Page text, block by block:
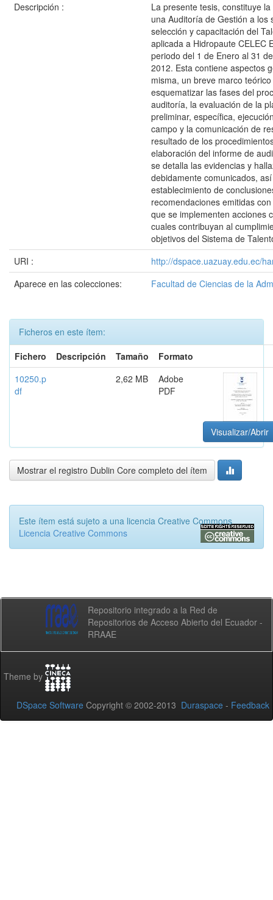
Descripción :
La presente tesis, constituye
una Auditoría de Gestión a los
selección y capacitación del
aplicada a Hidropaute CELEC
periodo del 1 de Enero al 31
2012. Esta contiene aspectos
misma, un breve marco
esquematizar las fases del
auditoría, la evaluación de la
preliminar, específica,
campo y la comunicación de
resultado de los
elaboración del informe de
se detalla las evidencias y
debidamente comunicados,
establecimiento de
recomendaciones emitidas
que se implementen acciones
cuales contribuyan al
objetivos del Sistema de
URI :
http://dspace.uazuay.edu.ec/
Aparece en las colecciones:
Facultad de Ciencias de la
Ficheros en este ítem:
Fichero
Descripción Tamaño
Formato
10250.p
df
2,62 MB
Adobe
PDF
Visualizar/Abrir
Mostrar el registro Dublin Core completo del ítem
Este ítem está sujeto a una licencia Creative Commons
Licencia Creative Commons
Repositorio integrado a la Red de
Repositorios de Acceso Abierto del Ecuador -
RRAAE
Theme by
DSpace Software Copyright © 2002-2013 Duraspace - Feedback